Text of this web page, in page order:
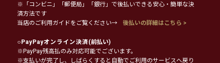
※「コンビニ」「郵便局」「銀行」で後払いできる安心・簡単な決
済方法です
当店のご利用ガイドをご覧ください→
後払いの詳細はこちら >
○PayPayオンライン決済(前払い)
※PayPay残高払のみ対応可能でございます。
※支払いが完了し、しばらくすると自動でご利用のサービスへ戻り